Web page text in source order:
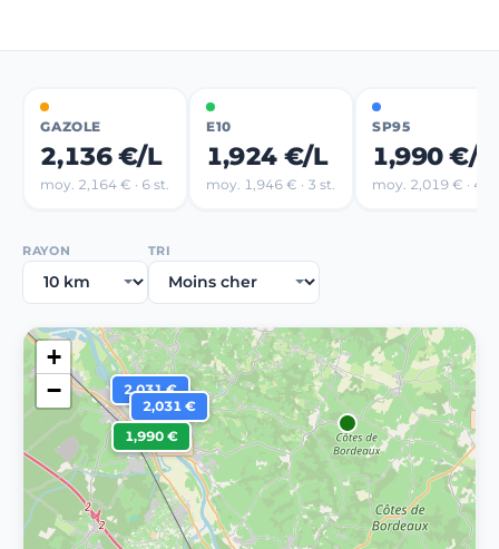
GAZOLE
2,136 €/L
moy. 2,164 € · 6 st.
E10
1,924 €/L
moy. 1,946 € · 3 st.
SP95
1,990 €/L
moy. 2,019 € · 4
RAYON TRI
1,990 €
2,031 €
2,031 €
+
−